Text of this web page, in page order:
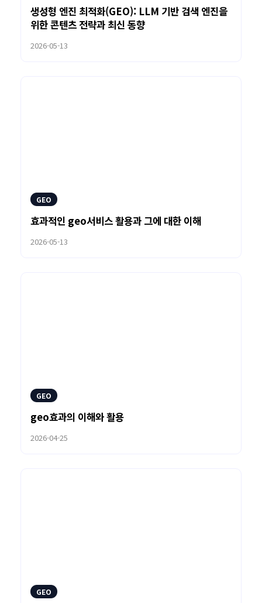
생성형 엔진 최적화(GEO): LLM 기반 검색 엔진을
위한 콘텐츠 전략과 최신 동향
2026-05-13
GEO
효과적인 geo서비스 활용과 그에 대한 이해
2026-05-13
GEO
geo효과의 이해와 활용
2026-04-25
GEO